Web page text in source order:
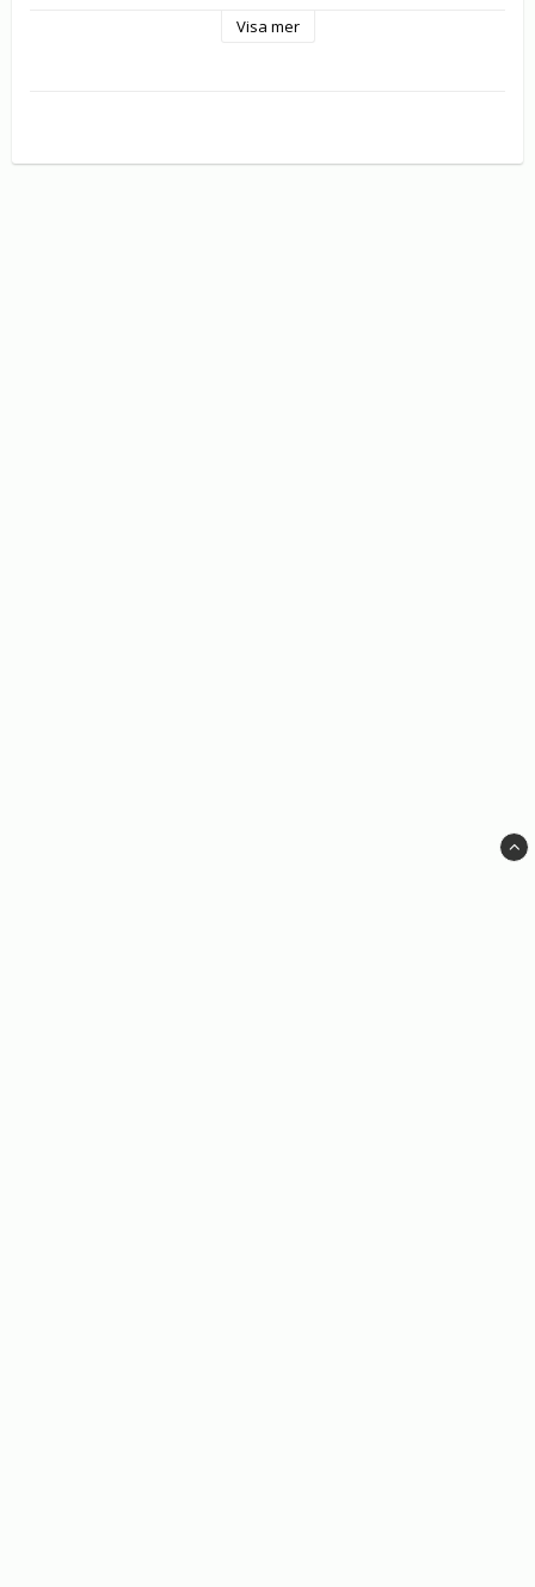
kunde Änglarna smyga ikapp topplagen och etablerade sig på
Visa mer